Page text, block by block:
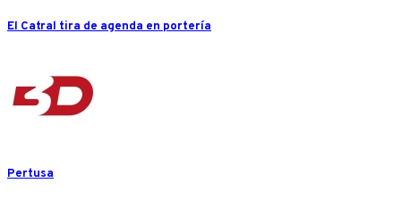
El Catral tira de agenda en portería
Pertusa